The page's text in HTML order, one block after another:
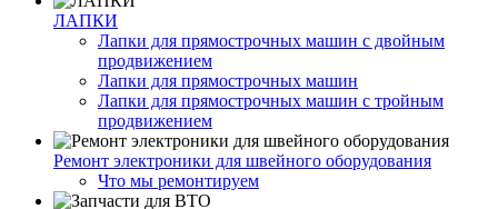
ЛАПКИ
Лапки для прямострочных машин с двойным
продвижением
Лапки для прямострочных машин
Лапки для прямострочных машин с тройным
продвижением
Ремонт электроники для швейного оборудования
Что мы ремонтируем